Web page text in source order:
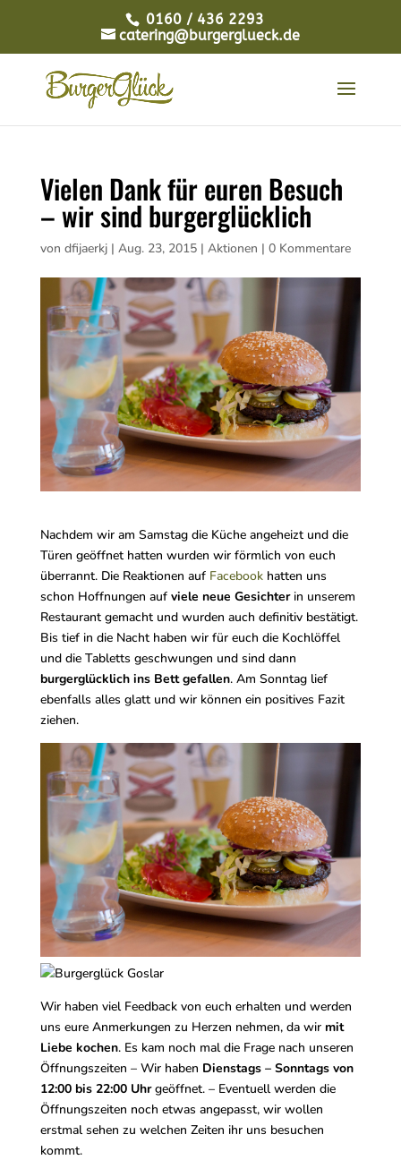
0160 / 436 2293
catering@burgerglueck.de
Vielen Dank für euren Besuch
– wir sind burgerglücklich
von dfijaerkj| Aug. 23, 2015| Aktionen | 0 Kommentare
Nachdem wir am Samstag die Küche angeheizt und die
Türen geöffnet hatten wurden wir förmlich von euch
überrannt. Die Reaktionen auf Facebookhatten uns
schon Hoffnungen auf viele neue Gesichterin unserem
Restaurant gemacht und wurden auch definitiv bestätigt.
Bis tief in die Nacht haben wir für euch die Kochlöffel
und die Tabletts geschwungen und sind dann
burgerglücklich ins Bett gefallen. Am Sonntag lief
ebenfalls alles glatt und wir können ein positives Fazit
ziehen.
Wir haben viel Feedback von euch erhalten und werden
uns eure Anmerkungen zu Herzen nehmen, da wir mit
Liebe kochen. Es kam noch mal die Frage nach unseren
Öffnungszeiten – Wir haben Dienstags – Sonntags von
12:00 bis 22:00 Uhrgeöffnet. – Eventuell werden die
Öffnungszeiten noch etwas angepasst, wir wollen
erstmal sehen zu welchen Zeiten ihr uns besuchen
kommt.